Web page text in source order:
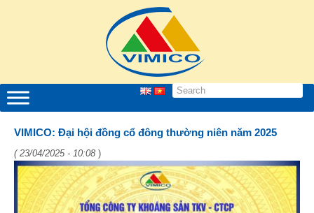
VIMICO: Đại hội đồng cổ đông thường niên năm 2025
( 23/04/2025 - 10:08 )